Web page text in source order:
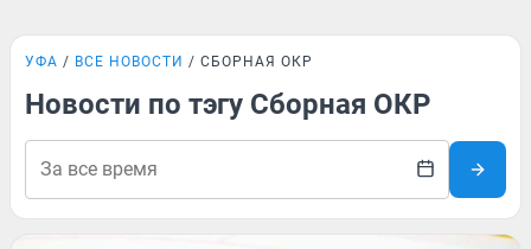
УФА ВСЕ НОВОСТИ СБОРНАЯ ОКР
Новости по тэгу Сборная ОКР